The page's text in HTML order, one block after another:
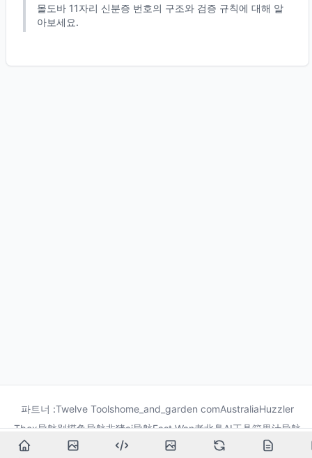
몰도바 11자리 신분증 번호의 구조와 검증 규칙에 대해 알
아보세요.
파트너 :Twelve Toolshome_and_garden comAustraliaHuzzler
Tbox导航别摸鱼导航非猪ai导航Fast Wan老北鼻AI工具箱果汁导航
龙喵导航